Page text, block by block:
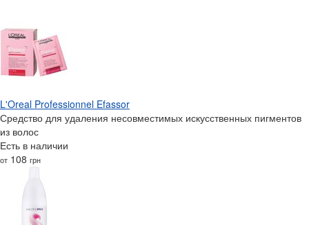
L'Oreal Professionnel Efassor
Средство для удаления несовместимых искусственных пигментов
из волос
Есть в наличии
от 108 грн